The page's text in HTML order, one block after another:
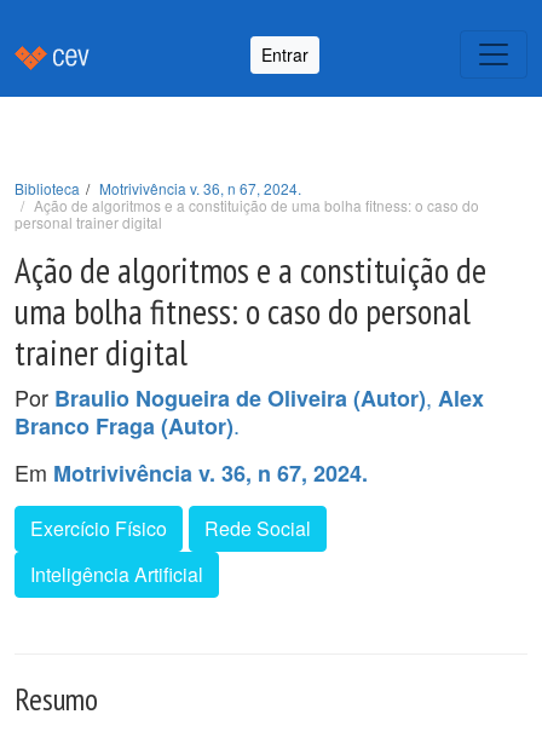
Entrar
Biblioteca
Motrivivência v. 36, n 67, 2024.
Ação de algoritmos e a constituição de uma bolha fitness: o caso do
personal trainer digital
Ação de algoritmos e a constituição de
uma bolha fitness: o caso do personal
trainer digital
Por Braulio Nogueira de Oliveira (Autor), Alex
Branco Fraga (Autor).
Em Motrivivência v. 36, n 67, 2024.
Exercício Físico
Rede Social
Inteligência Artificial
Resumo